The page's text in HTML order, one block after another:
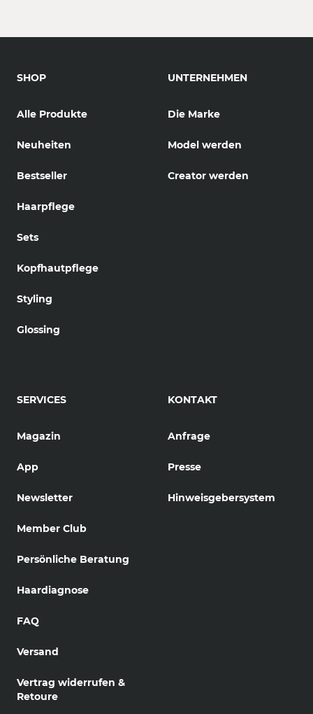
SHOP
Alle Produkte
Neuheiten
Bestseller
Haarpflege
Sets
Kopfhautpflege
Styling
Glossing
UNTERNEHMEN
Die Marke
Model werden
Creator werden
SERVICES
Magazin
App
Newsletter
Member Club
Persönliche Beratung
Haardiagnose
FAQ
Versand
Vertrag widerrufen &
Retoure
KONTAKT
Anfrage
Presse
Hinweisgebersystem